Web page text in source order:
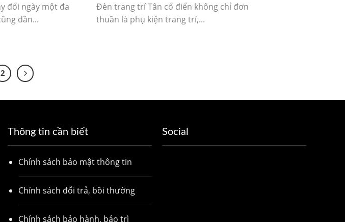
đổi ngày một đa
dần...
Đèn trang trí Tân cổ điển không chỉ đơn
thuần là phụ kiện trang trí,...
2
Thông tin cần biết
Chính sách bảo mật thông tin
Chính sách đổi trả, bồi thường
Chính sách bảo hành, bảo trì
Social